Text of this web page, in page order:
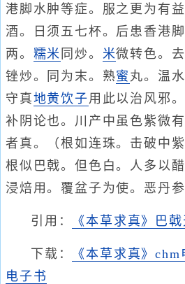
港脚水肿等症。服之更为有
酒。日须五七杯。后患香港
两。 糯米 同炒。 米微转色。
锉炒。同为末。熟蜜 丸。温
守真地黄饮子用此以治风邪
补阴论也。川产中虽色紫微
者真。（根如连珠。击破中
根似巴戟。但色白。人多以
浸焙用。覆盆子为使。恶丹参
引用： 《本草求真》巴戟
下载： 《本草求真》chm
电子书